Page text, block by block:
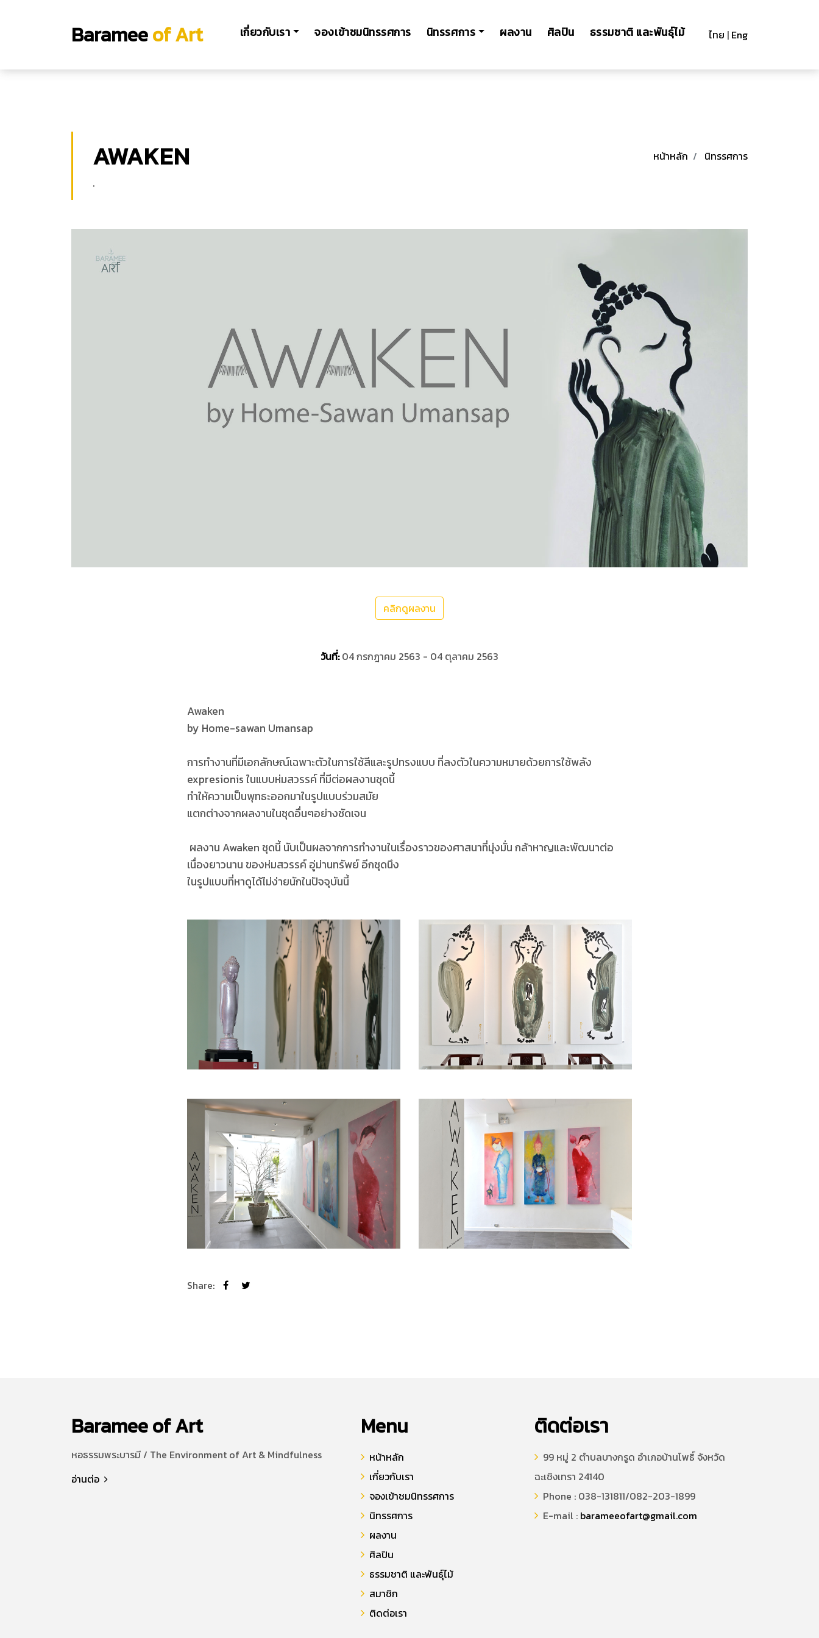
Barameeof Art เกี่ยวกับเรา จองเข้าชมนิทรรศการ นิทรรศการ ผลงาน ศิลปิน ธรรมชาติ และพันธุ์ไม้ ไทย | Eng
AWAKEN
.
หน้าหลัก นิทรรศการ
คลิกดูผลงาน
วันที่:04 กรกฎาคม 2563 - 04 ตุลาคม 2563
Awaken
by Home-sawan Umansap
การทำงานที่มีเอกลักษณ์เฉพาะตัวในการใช้สีและรูปทรงแบบ ที่ลงตัวในความหมายด้วยการใช้พลัง
expresionis ในแบบห่มสวรรค์ ที่มีต่อผลงานชุดนี้
ทำให้ความเป็นพุทธะออกมาในรูปแบบร่วมสมัย
แตกต่างจากผลงานในชุดอื่นๆอย่างชัดเจน
ผลงาน Awaken ชุดนี้ นับเป็นผลจากการทำงานในเรื่องราวของศาสนาที่มุ่งมั่น กล้าหาญและพัฒนาต่อ
เนื่องยาวนาน ของห่มสวรรค์ อู่ม่านทรัพย์ อีกชุดนึง
ในรูปแบบที่หาดูได้ไม่ง่ายนักในปัจจุบันนี้
Share:
Baramee of Art
หอธรรมพระบารมี / The Environment of Art & Mindfulness
อ่านต่อ
Menu
หน้าหลัก
เกี่ยวกับเรา
จองเข้าชมนิทรรศการ
นิทรรศการ
ผลงาน
ศิลปิน
ธรรมชาติ และพันธุ์ไม้
สมาชิก
ติดต่อเรา
ติดต่อเรา
99 หมู่ 2 ตำบลบางกรูด อำเภอบ้านโพธิ์ จังหวัด
ฉะเชิงเทรา 24140
Phone : 038-131811/082-203-1899
E-mail : barameeofart@gmail.com